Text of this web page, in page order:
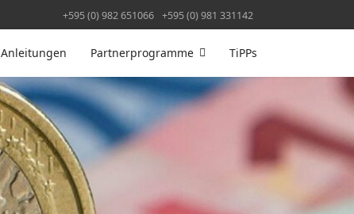
+595 (0) 982 651066 +595 (0) 981 331142
Anleitungen Partnerprogramme TiPPs